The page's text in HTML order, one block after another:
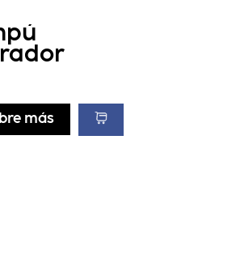
más